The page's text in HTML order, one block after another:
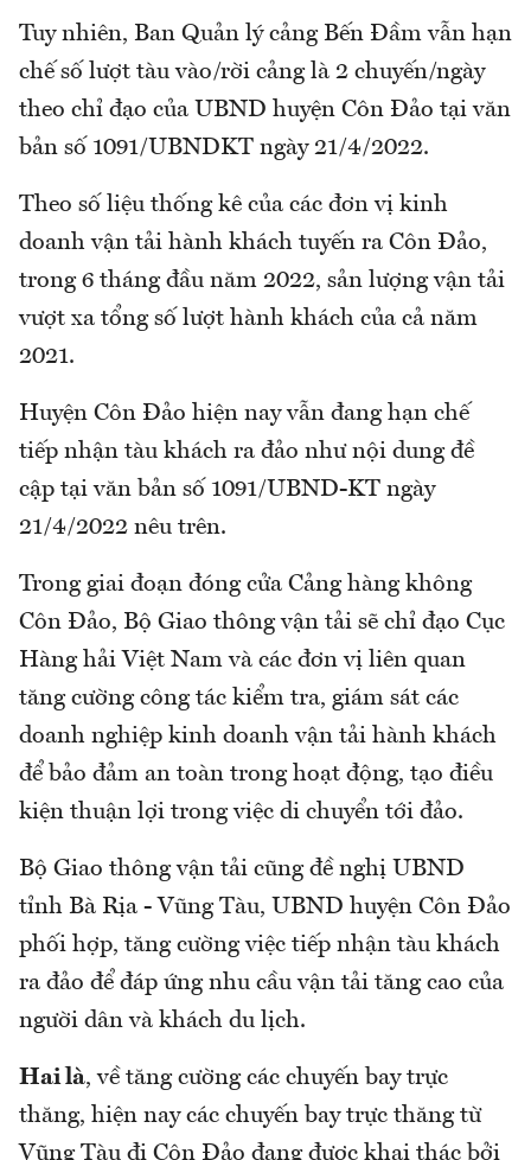
Tuy nhiên, Ban Quản lý cảng Bến Đầm vẫn hạn
chế số lượt tàu vào/rời cảng là 2 chuyến/ngày
theo chỉ đạo của UBND huyện Côn Đảo tại văn
bản số 1091/UBNDKT ngày 21/4/2022.
Theo số liệu thống kê của các đơn vị kinh
doanh vận tải hành khách tuyến ra Côn Đảo,
trong 6 tháng đầu năm 2022, sản lượng vận tải
vượt xa tổng số lượt hành khách của cả năm
2021.
Huyện Côn Đảo hiện nay vẫn đang hạn chế
tiếp nhận tàu khách ra đảo như nội dung đề
cập tại văn bản số 1091/UBND-KT ngày
21/4/2022 nêu trên.
Trong giai đoạn đóng cửa Cảng hàng không
Côn Đảo, Bộ Giao thông vận tải sẽ chỉ đạo Cục
Hàng hải Việt Nam và các đơn vị liên quan
tăng cường công tác kiểm tra, giám sát các
doanh nghiệp kinh doanh vận tải hành khách
để bảo đảm an toàn trong hoạt động, tạo điều
kiện thuận lợi trong việc di chuyển tới đảo.
Bộ Giao thông vận tải cũng đề nghị UBND
tỉnh Bà Rịa - Vũng Tàu, UBND huyện Côn Đảo
phối hợp, tăng cường việc tiếp nhận tàu khách
ra đảo để đáp ứng nhu cầu vận tải tăng cao của
người dân và khách du lịch.
Hai là, về tăng cường các chuyến bay trực
thăng, hiện nay các chuyến bay trực thăng từ
Vũng Tàu đi Côn Đảo đang được khai thác bởi